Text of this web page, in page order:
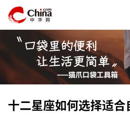
十二星座如何选择适合